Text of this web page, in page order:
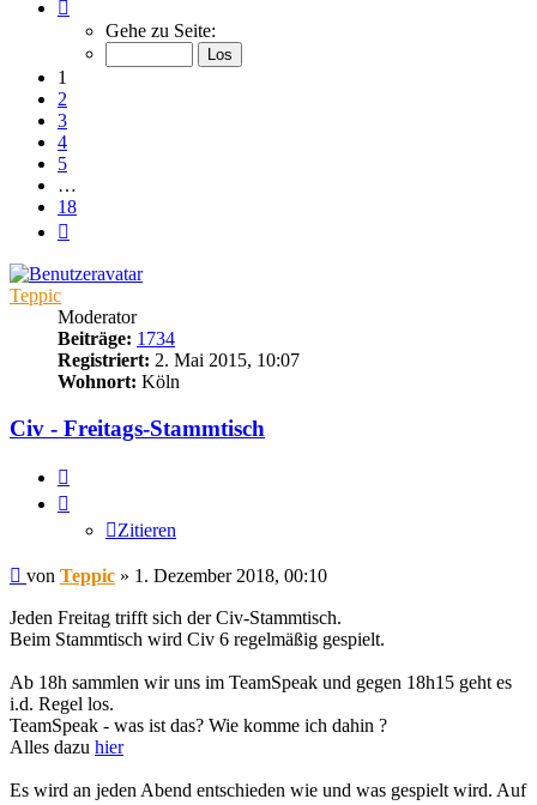
von
Gehe zu Seite:
1
2
3
4
5
…
18
Teppic
Moderator
Beiträge: 1734
Registriert: 2. Mai 2015, 10:07
Wohnort: Köln
Civ - Freitags-Stammtisch
Zitieren
Beitrag
von Teppic » 1. Dezember 2018, 00:10
Jeden Freitag trifft sich der Civ-Stammtisch.
Beim Stammtisch wird Civ 6 regelmäßig gespielt.
Ab 18h sammlen wir uns im TeamSpeak und gegen 18h15 geht es
i.d. Regel los.
TeamSpeak - was ist das? Wie komme ich dahin ?
Alles dazu hier
Es wird an jeden Abend entschieden wie und was gespielt wird. Auf